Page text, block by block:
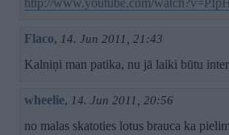
http://www.youtube.com/
Flaco, 14. Jun 2011, 21:43
Kalniņi man patika, nu jā laiki būtu
wheelie, 14. Jun 2011, 20:56
no malas skatoties lotus brauca ka